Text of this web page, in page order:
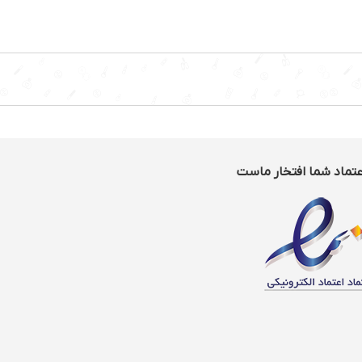
کنترل قدرت اسلاید: دارد
شما افتخار ماست